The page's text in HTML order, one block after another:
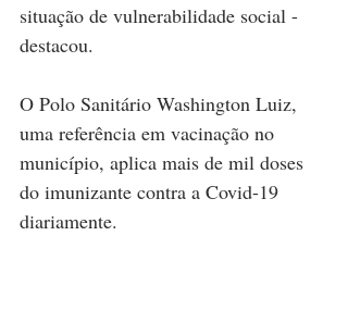
situação de vulnerabilidade social -
destacou.
O Polo Sanitário Washington Luiz,
uma referência em vacinação no
município, aplica mais de mil doses
do imunizante contra a Covid-19
diariamente.